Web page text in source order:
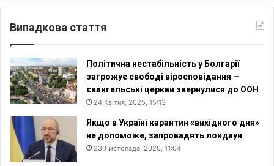
Випадкова стаття
Політична нестабільність у Болгарії
загрожує свободі віросповідання —
євангельські церкви звернулися до ООН
24 Квітня, 2025, 15:13
Якщо в Україні карантин «вихідного дня»
не допоможе, запровадять локдаун
23 Листопада, 2020, 11:04